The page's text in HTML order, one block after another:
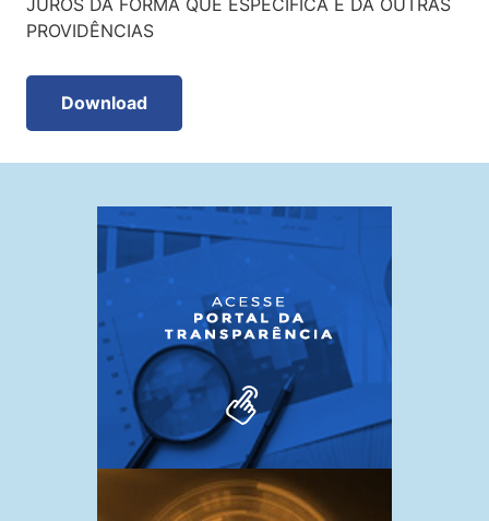
JUROS DA FORMA QUE ESPECIFICA E DÁ OUTRAS
PROVIDÊNCIAS
Download